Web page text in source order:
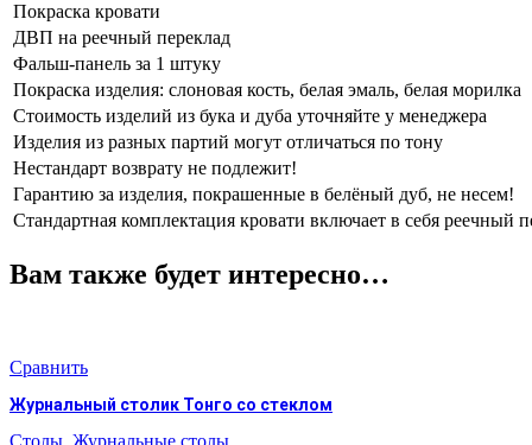
Покраска кровати
ДВП на реечный переклад
Фальш-панель за 1 штуку
Покраска изделия: слоновая кость, белая эмаль, белая морилка
Стоимость изделий из бука и дуба уточняйте у менеджера
Изделия из разных партий могут отличаться по тону
Нестандарт возврату не подлежит!
Гарантию за изделия, покрашенные в белёный дуб, не несем!
Стандартная комплектация кровати включает в себя реечный
Вам также будет интересно…
Сравнить
Журнальный столик Тонго со стеклом